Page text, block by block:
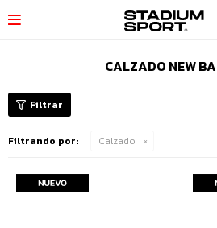

CALZADO NEW
Filtrando por: Calzado